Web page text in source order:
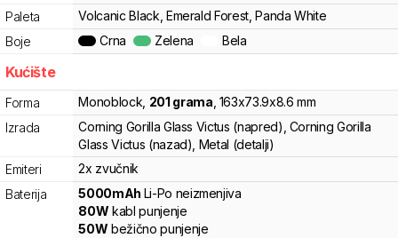
Paleta
Volcanic Black, Emerald Forest, Panda White
Boje
Crna Zelena Bela
Kućište
Forma Monoblock 201 grama 163x73.9x8.6 mm
Izrada
Corning Gorilla Glass Victus (napred), Corning Gorilla
Glass Victus (nazad), Metal (detalji)
Emiteri
2x zvučnik
Baterija
5000mAh Li-Po neizmenjiva
80W kabl punjenje
50W bežično punjenje